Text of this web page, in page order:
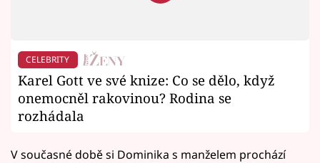
CELEBRITY
Karel Gott ve své knize: Co se dělo, když
onemocněl rakovinou? Rodina se
rozhádala
V současné době si Dominika s manželem prochází